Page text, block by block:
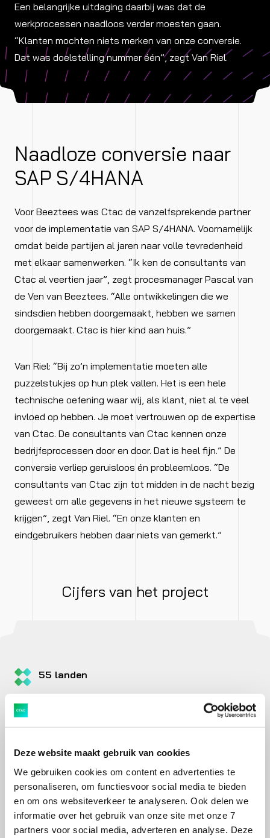
Deze website maakt gebruik van cookies
We gebruiken cookies om content en advertenties te
personaliseren, om functiesvoor social media te bieden
en om ons websiteverkeer te analyseren. Ook delen we
informatie over het gebruik van onze site met onze 7
partners voor social media, adverteren en analyse. Deze
Een belangrijke uitdaging daarbij was dat de
werkprocessen naadloos verder moesten gaan.
“Klanten mochten niets merken van onze conversie.
Dat was doelstelling nummer één”, zegt Van Riel.
Naadloze conversie naar
SAP S/4HANA
Voor Beeztees was Ctac de vanzelfsprekende partner
voor de implementatie van SAP S/4HANA. Voornamelijk
omdat beide partijen al jaren naar volle tevredenheid
met elkaar samenwerken. “Ik ken de consultants van
Ctac al veertien jaar”, zegt procesmanager Pascal van
de Ven van Beeztees. “Alle ontwikkelingen die we
sindsdien hebben doorgemaakt, hebben we samen
doorgemaakt. Ctac is hier kind aan huis.”
Van Riel: “Bij zo’n implementatie moeten alle
puzzelstukjes op hun plek vallen. Het is een hele
technische oefening waar wij, als klant, niet al te veel
invloed op hebben. Je moet vertrouwen op de expertise
van Ctac. De consultants van Ctac kennen onze
bedrijfsprocessen door en door. Dat is heel fijn.” De
conversie verliep geruisloos én probleemloos. “De
consultants van Ctac zijn tot midden in de nacht bezig
geweest om alle gegevens in het nieuwe systeem te
krijgen”, zegt Van Riel. “En onze klanten en
eindgebruikers hebben daar niets van gemerkt.”
Cijfers van het project
55 landen
landen. Van hondensnacks tot kattenbellen en van
1 belangrijke doelstelling
Doelstelling nummer 1 was een feilloze overgang naar
SAP S/4HANA. Klanten mochten niks van de
systeemovergang merken.